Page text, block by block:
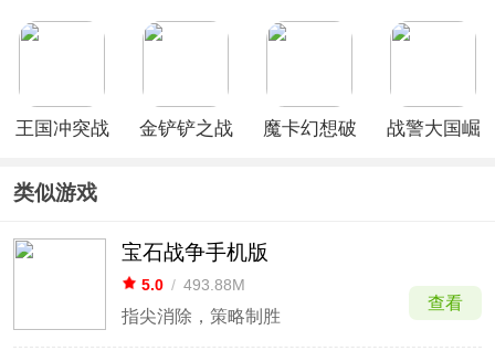
王国冲突战
版
金铲铲之战
魔卡幻想破
战警大国崛
类似游戏
宝石战争手机版
5.0 / 493.88M
指尖消除，策略制胜
查看